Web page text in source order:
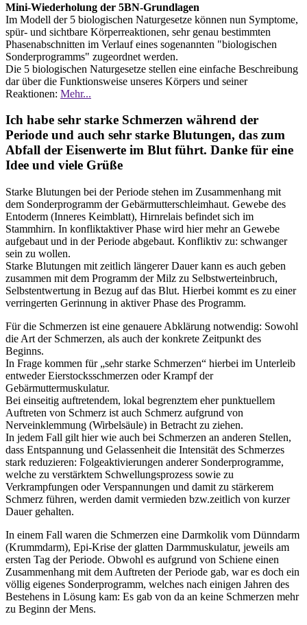
Mini-Wiederholung der 5BN-Grundlagen
Im Modell der 5 biologischen Naturgesetze können nun Symptome,
spür- und sichtbare Körperreaktionen, sehr genau bestimmten
Phasenabschnitten im Verlauf eines sogenannten "biologischen
Sonderprogramms" zugeordnet werden.
Die 5 biologischen Naturgesetze stellen eine einfache Beschreibung
dar über die Funktionsweise unseres Körpers und seiner
Reaktionen: Mehr...
Ich habe sehr starke Schmerzen während der
Periode und auch sehr starke Blutungen, das zum
Abfall der Eisenwerte im Blut führt. Danke für eine
Idee und viele Grüße
Starke Blutungen bei der Periode stehen im Zusammenhang mit
dem Sonderprogramm der Gebärmutterschleimhaut. Gewebe des
Entoderm (Inneres Keimblatt), Hirnrelais befindet sich im
Stammhirn. In konfliktaktiver Phase wird hier mehr an Gewebe
aufgebaut und in der Periode abgebaut. Konfliktiv zu: schwanger
sein zu wollen.
Starke Blutungen mit zeitlich längerer Dauer kann es auch geben
zusammen mit dem Programm der Milz zu Selbstwerteinbruch,
Selbstentwertung in Bezug auf das Blut. Hierbei kommt es zu einer
verringerten Gerinnung in aktiver Phase des Programm.
Für die Schmerzen ist eine genauere Abklärung notwendig: Sowohl
die Art der Schmerzen, als auch der konkrete Zeitpunkt des
Beginns.
In Frage kommen für „sehr starke Schmerzen“ hierbei im Unterleib
entweder Eierstocksschmerzen oder Krampf der
Gebärmuttermuskulatur.
Bei einseitig auftretendem, lokal begrenztem eher punktuellem
Auftreten von Schmerz ist auch Schmerz aufgrund von
Nerveinklemmung (Wirbelsäule) in Betracht zu ziehen.
In jedem Fall gilt hier wie auch bei Schmerzen an anderen Stellen,
dass Entspannung und Gelassenheit die Intensität des Schmerzes
stark reduzieren: Folgeaktivierungen anderer Sonderprogramme,
welche zu verstärktem Schwellungsprozess sowie zu
Verkrampfungen oder Verspannungen und damit zu stärkerem
Schmerz führen, werden damit vermieden bzw.zeitlich von kurzer
Dauer gehalten.
In einem Fall waren die Schmerzen eine Darmkolik vom Dünndarm
(Krummdarm), Epi-Krise der glatten Darmmuskulatur, jeweils am
ersten Tag der Periode. Obwohl es aufgrund von Schiene einen
Zusammenhang mit dem Auftreten der Periode gab, war es doch ein
völlig eigenes Sonderprogramm, welches nach einigen Jahren des
Bestehens in Lösung kam: Es gab von da an keine Schmerzen mehr
zu Beginn der Mens.